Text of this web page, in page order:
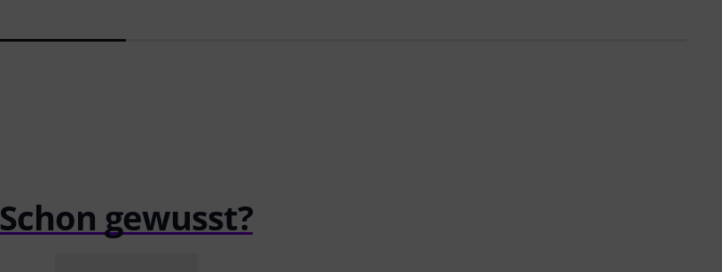
Schon gewusst?